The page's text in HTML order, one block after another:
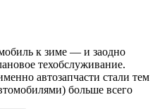
к зиме — и заодно
техобслуживание.
автозапчасти стали тем
больше всего